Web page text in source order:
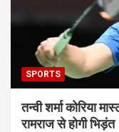
SPORTS
तन्वी शर्मा कोरिया
रामराज से होगी भिड़ंत